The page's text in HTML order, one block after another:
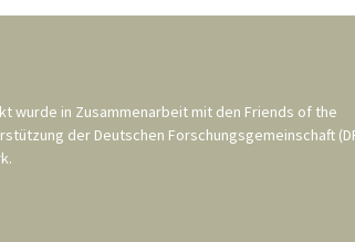
wurde in Zusammenarbeit mit den Friends of the
der Deutschen Forschungsgemeinschaft
.